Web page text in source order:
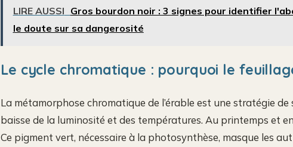
LIRE AUSSI Gros bourdon noir : 3 signes pour identifier
le doute sur sa dangerosité
Le cycle chromatique : pourquoi le
La métamorphose chromatique de l’érable est une stratégie de
baisse de la luminosité et des températures. Au printemps et
Ce pigment vert, nécessaire à la photosynthèse, masque les